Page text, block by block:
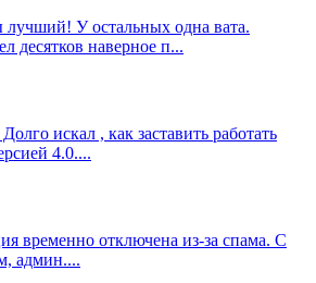
У остальных одна вата.
десятков наверное п...
искал , как заставить работать
4.0....
временно отключена из-за спама. С
админ....